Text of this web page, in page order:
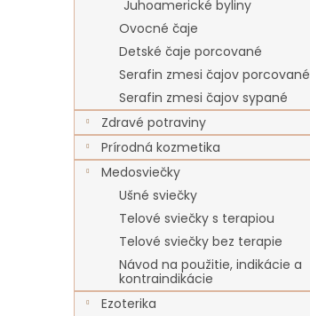
Juhoamerické byliny
Ovocné čaje
Detské čaje porcované
Serafin zmesi čajov porcované
Serafin zmesi čajov sypané
Zdravé potraviny
Prírodná kozmetika
Medosviečky
Ušné sviečky
Telové sviečky s terapiou
Telové sviečky bez terapie
Návod na použitie, indikácie a
kontraindikácie
Ezoterika